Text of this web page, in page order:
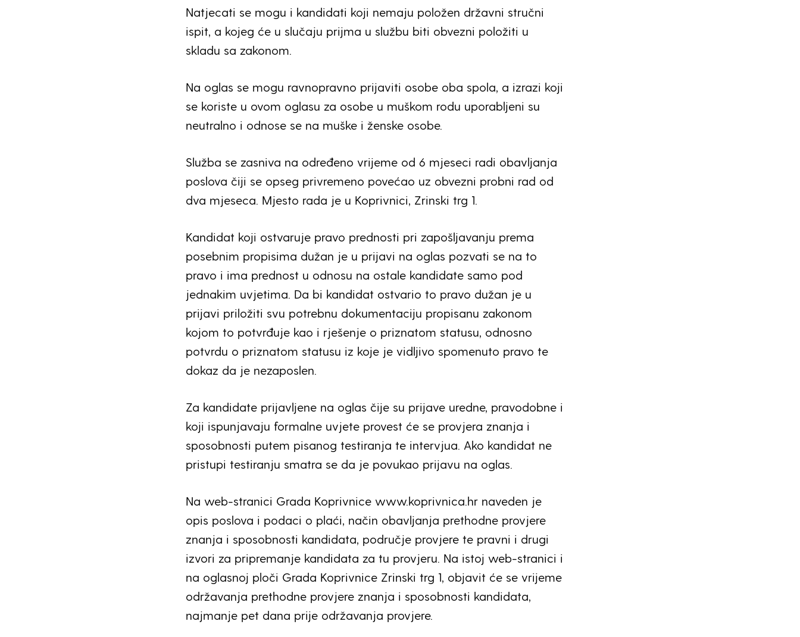
Natjecati se mogu i kandidati koji nemaju položen državni stručni
ispit, a kojeg će u slučaju prijma u službu biti obvezni položiti u
skladu sa zakonom.
Na oglas se mogu ravnopravno prijaviti osobe oba spola, a izrazi koji
se koriste u ovom oglasu za osobe u muškom rodu uporabljeni su
neutralno i odnose se na muške i ženske osobe.
Služba se zasniva na određeno vrijeme od 6 mjeseci radi obavljanja
poslova čiji se opseg privremeno povećao uz obvezni probni rad od
dva mjeseca. Mjesto rada je u Koprivnici, Zrinski trg 1.
Kandidat koji ostvaruje pravo prednosti pri zapošljavanju prema
posebnim propisima dužan je u prijavi na oglas pozvati se na to
pravo i ima prednost u odnosu na ostale kandidate samo pod
jednakim uvjetima. Da bi kandidat ostvario to pravo dužan je u
prijavi priložiti svu potrebnu dokumentaciju propisanu zakonom
kojom to potvrđuje kao i rješenje o priznatom statusu, odnosno
potvrdu o priznatom statusu iz koje je vidljivo spomenuto pravo te
dokaz da je nezaposlen.
Za kandidate prijavljene na oglas čije su prijave uredne, pravodobne i
koji ispunjavaju formalne uvjete provest će se provjera znanja i
sposobnosti putem pisanog testiranja te intervjua. Ako kandidat ne
pristupi testiranju smatra se da je povukao prijavu na oglas.
Na web-stranici Grada Koprivnice www.koprivnica.hr naveden je
opis poslova i podaci o plaći, način obavljanja prethodne provjere
znanja i sposobnosti kandidata, područje provjere te pravni i drugi
izvori za pripremanje kandidata za tu provjeru. Na istoj web-stranici i
na oglasnoj ploči Grada Koprivnice Zrinski trg 1, objavit će se vrijeme
održavanja prethodne provjere znanja i sposobnosti kandidata,
najmanje pet dana prije održavanja provjere.